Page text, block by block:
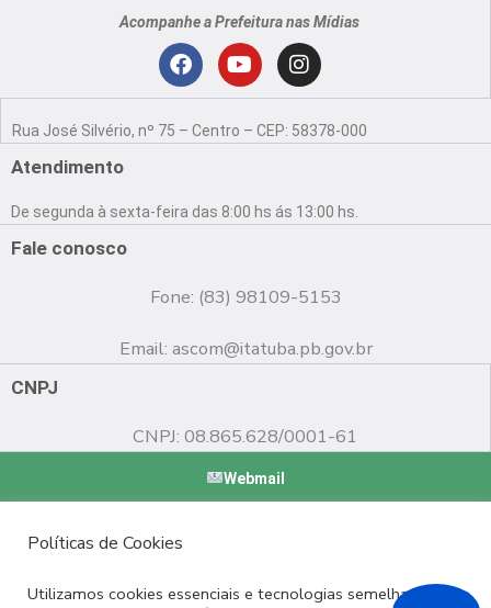
Acompanhe a Prefeitura nas Mídias
F
c
o
o
Y
u
b
e
I
n
s
g
r
Rua José Silvério, nº 75 – Centro – CEP: 58378-000
Atendimento
De segunda à sexta-feira das 8:00 hs ás 13:00 hs.
Fale conosco
Fone: (83) 98109-5153
Email: ascom@itatuba.pb.gov.br
CNPJ
CNPJ: 08.865.628/0001-61
Webmail
Políticas de Cookies
Utilizamos cookies essenciais e tecnologias semelhantes de